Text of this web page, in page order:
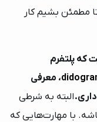
مطمئن بشیم کار
که پلتفرم
، معرفی
البته به شرطی
با مهارت‌هایی که